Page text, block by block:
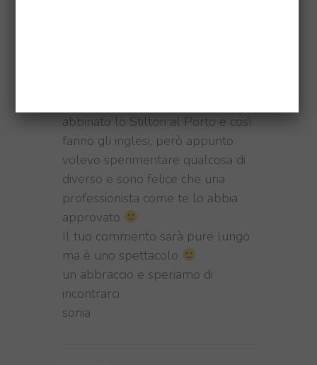
abbinato lo Stilton al Porto e così
fanno gli inglesi, però appunto
volevo sperimentare qualcosa di
diverso e sono felice che una
professionista come te lo abbia
approvato
Il tuo commento sarà pure lungo
ma è uno spettacolo
un abbraccio e speriamo di
incontrarci
sonia